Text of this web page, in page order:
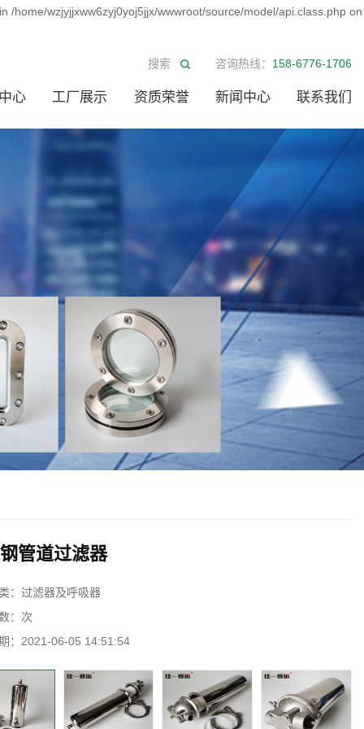
home/wzjyjjxww6zyj0yoj5jjx/wwwroot/source/model/api.class.php on
咨询热线： 158-6776-1706
心 工厂展示 资质荣誉 新闻中心 联系我们
管道过滤器
： 过滤器及呼吸器
： 次
： 2021-06-05 14:51:54